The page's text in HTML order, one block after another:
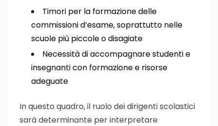
Timori per la formazione delle
commissioni d’esame, soprattutto nelle
scuole più piccole o disagiate
Necessità di accompagnare studenti e
insegnanti con formazione e risorse
adeguate
In questo quadro, il ruolo dei dirigenti scolastici
sarà determinante per interpretare